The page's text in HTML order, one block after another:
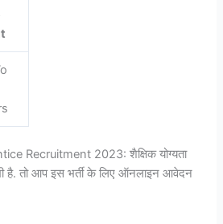
Recruitment 2023: शैक्षिक योग्यता
है. तो आप इस भर्ती के लिए ऑनलाइन आवेदन